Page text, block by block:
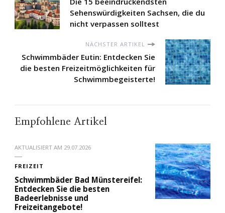
Sehenswürdigkeiten Sachsen, die du
nicht verpassen solltest
NÄCHSTER ARTIKEL
Schwimmbäder Eutin: Entdecken Sie
die besten Freizeitmöglichkeiten für
Schwimmbegeisterte!
Empfohlene Artikel
AKTUALISIERT AM 29.07.2026
FREIZEIT
Schwimmbäder Bad Münstereifel:
Entdecken Sie die besten
Badeerlebnisse und
Freizeitangebote!